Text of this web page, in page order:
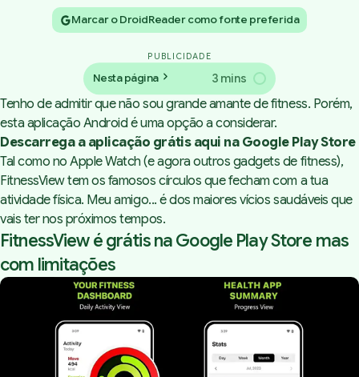
Marcar o DroidReader como fonte preferida
PUBLICIDADE
Nesta página 3 mins
Tenho de admitir que não sou grande amante de fitness. Porém,
esta aplicação Android é uma opção a considerar.
Descarrega a aplicação grátis aqui na Google Play Store
Tal como no Apple Watch (e agora outros gadgets de fitness),
FitnessView tem os famosos círculos que fecham com a tua
atividade física. Meu amigo... é dos maiores vícios saudáveis que
vais ter nos próximos tempos.
FitnessView é grátis na Google Play Store mas
com limitações